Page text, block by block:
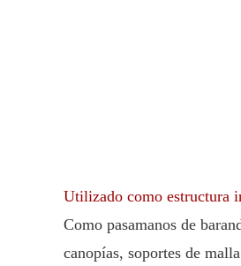
Utilizado como estructura
Como pasamanos de
canopías, soportes de